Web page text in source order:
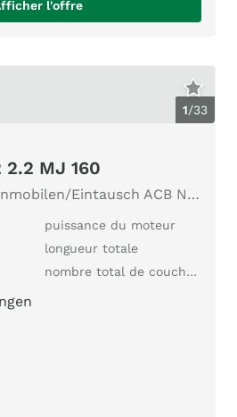
l'offre
1/33
2.2 MJ 160
ACB Ankauf v Wohnmobilen/Eintausch ACB Nr.328 Dieselhzg.
puissance du moteur
longueur totale
nombre total de couchages